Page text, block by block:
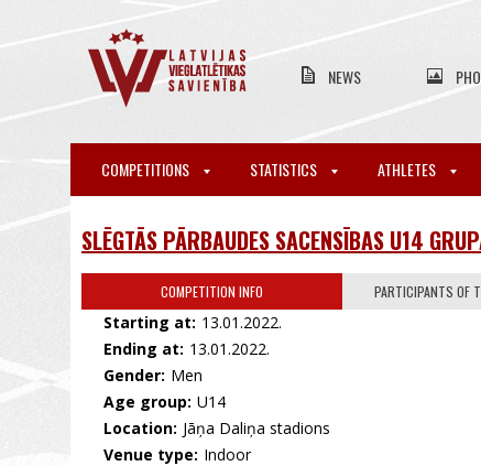
NEWS
COMPETITIONS STATISTICS ATHLETES
SLĒGTĀS PĀRBAUDES SACENSĪBAS U14
COMPETITION INFO PARTICIPANTS OF
Starting at: 13.01.2022.
Ending at: 13.01.2022.
Gender: Men
Age group: U14
Location: Jāņa Daliņa stadions
Venue type: Indoor